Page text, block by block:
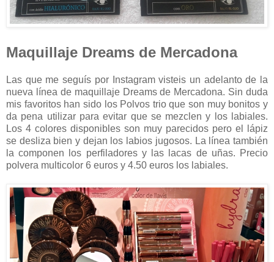
Maquillaje Dreams de Mercadona
Las que me seguís por Instagram visteis un adelanto de la
nueva línea de maquillaje Dreams de Mercadona. Sin duda
mis favoritos han sido los Polvos trio que son muy bonitos y
da pena utilizar para evitar que se mezclen y los labiales.
Los 4 colores disponibles son muy parecidos pero el lápiz
se desliza bien y dejan los labios jugosos. La línea también
la componen los perfiladores y las lacas de uñas. Precio
polvera multicolor 6 euros y 4.50 euros los labiales.